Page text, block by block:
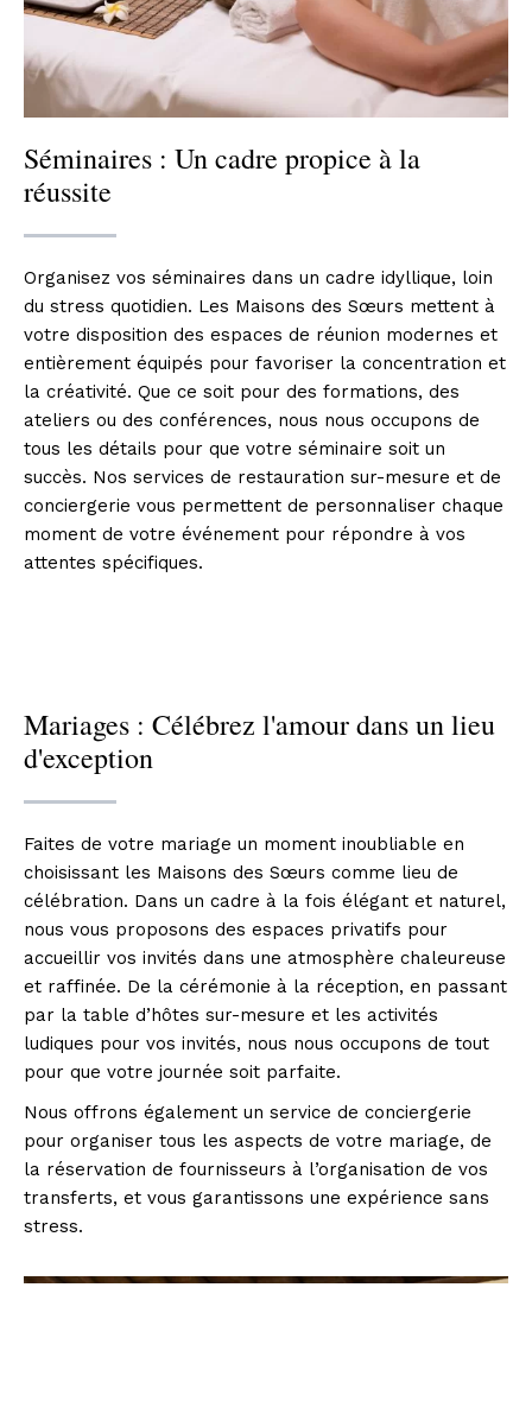
Séminaires : Un cadre propice à la
réussite
Organisez vos séminaires dans un cadre idyllique, loin
du stress quotidien. Les Maisons des Sœurs mettent à
votre disposition des espaces de réunion modernes et
entièrement équipés pour favoriser la concentration et
la créativité. Que ce soit pour des formations, des
ateliers ou des conférences, nous nous occupons de
tous les détails pour que votre séminaire soit un
succès. Nos services de restauration sur-mesure et de
conciergerie vous permettent de personnaliser chaque
moment de votre événement pour répondre à vos
attentes spécifiques.
Mariages : Célébrez l'amour dans un lieu
d'exception
Faites de votre mariage un moment inoubliable en
choisissant les Maisons des Sœurs comme lieu de
célébration. Dans un cadre à la fois élégant et naturel,
nous vous proposons des espaces privatifs pour
accueillir vos invités dans une atmosphère chaleureuse
et raffinée. De la cérémonie à la réception, en passant
par la table d’hôtes sur-mesure et les activités
ludiques pour vos invités, nous nous occupons de tout
pour que votre journée soit parfaite.
Nous offrons également un service de conciergerie
pour organiser tous les aspects de votre mariage, de
la réservation de fournisseurs à l’organisation de vos
transferts, et vous garantissons une expérience sans
stress.